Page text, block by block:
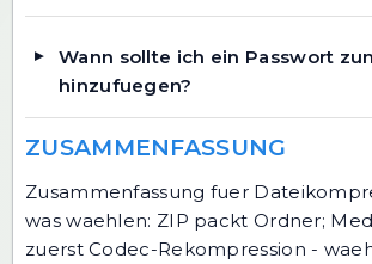
Wann sollte ich ein Passwort
hinzufuegen?
ZUSAMMENFASSUNG
Zusammenfassung fuer
was waehlen: ZIP packt Ordner;
zuerst Codec-Rekompression -